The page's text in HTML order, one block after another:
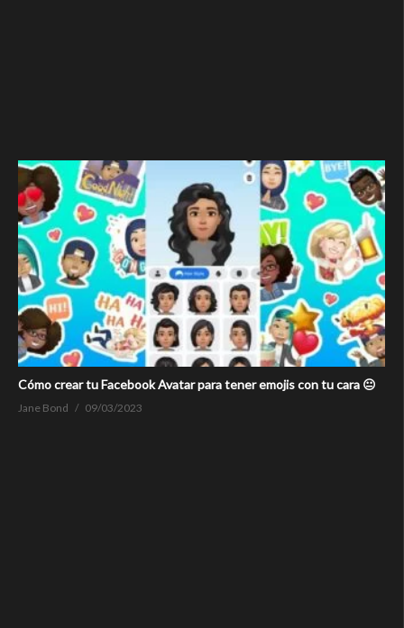
Cómo crear tu Facebook Avatar para tener emojis con tu cara 😐
Jane Bond 09/03/2023